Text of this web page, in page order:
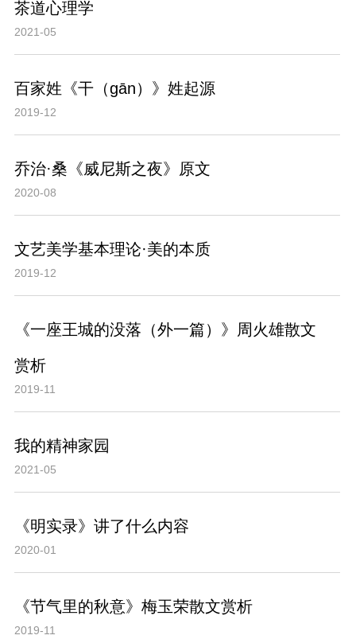
茶道心理学
2021-05
百家姓《干（gān）》姓起源
2019-12
乔治·桑《威尼斯之夜》原文
2020-08
文艺美学基本理论·美的本质
2019-12
《一座王城的没落（外一篇）》周火雄散文
赏析
2019-11
我的精神家园
2021-05
《明实录》讲了什么内容
2020-01
《节气里的秋意》梅玉荣散文赏析
2019-11